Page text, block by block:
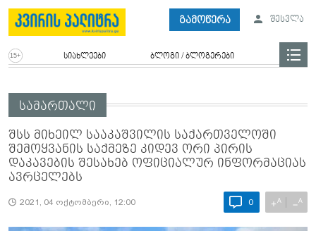
გამოწერა შესვლა
სიახლეები ბლოგი / ბლოგერები
სამართალი
შსს მიხეილ სააკაშვილის საქართველოში
შემოყვანის საქმეზე კიდევ ორი პირის
დაკავების შესახებ ოფიციალურ ინფორმაციას
ავრცელებს
2021, 04 ოქტომბერი, 12:00 0 +A −A